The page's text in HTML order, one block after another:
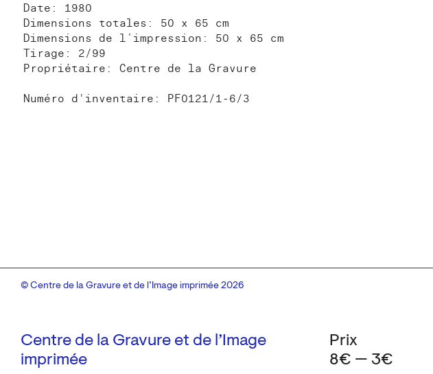
Date: 1980
Dimensions totales: 50 x 65 cm
Dimensions de l’impression: 50 x 65 cm
Tirage: 2/99
Propriétaire: Centre de la Gravure
Numéro d'inventaire: PF0121/1-6/3
Centre de la Gravure et de l’Image
imprimée
Prix
8€ — 3€
© Centre de la Gravure et de l’Image imprimée 2026